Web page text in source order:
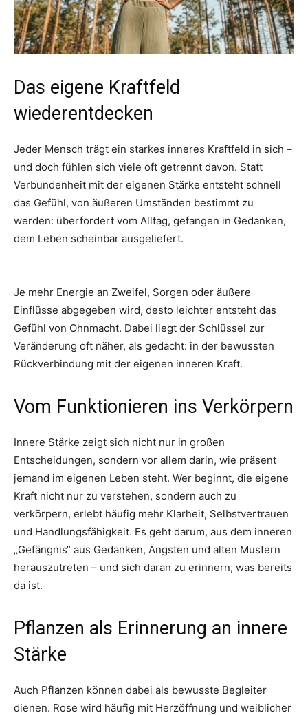
Das eigene Kraftfeld
wiederentdecken
Jeder Mensch trägt ein starkes inneres Kraftfeld in sich –
und doch fühlen sich viele oft getrennt davon. Statt
Verbundenheit mit der eigenen Stärke entsteht schnell
das Gefühl, von äußeren Umständen bestimmt zu
werden: überfordert vom Alltag, gefangen in Gedanken,
dem Leben scheinbar ausgeliefert.
Je mehr Energie an Zweifel, Sorgen oder äußere
Einflüsse abgegeben wird, desto leichter entsteht das
Gefühl von Ohnmacht. Dabei liegt der Schlüssel zur
Veränderung oft näher, als gedacht: in der bewussten
Rückverbindung mit der eigenen inneren Kraft.
Vom Funktionieren ins Verkörpern
Innere Stärke zeigt sich nicht nur in großen
Entscheidungen, sondern vor allem darin, wie präsent
jemand im eigenen Leben steht. Wer beginnt, die eigene
Kraft nicht nur zu verstehen, sondern auch zu
verkörpern, erlebt häufig mehr Klarheit, Selbstvertrauen
und Handlungsfähigkeit. Es geht darum, aus dem inneren
„Gefängnis“ aus Gedanken, Ängsten und alten Mustern
herauszutreten – und sich daran zu erinnern, was bereits
da ist.
Pflanzen als Erinnerung an innere
Stärke
Auch Pflanzen können dabei als bewusste Begleiter
dienen. Rose wird häufig mit Herzöffnung und weiblicher